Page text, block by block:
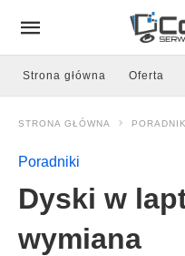
Strona główna Oferta
STRONA GŁÓWNA
Poradniki
Dyski w
wymiana